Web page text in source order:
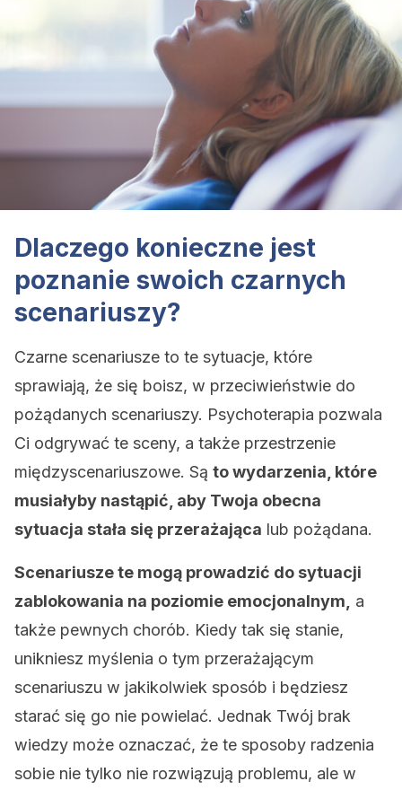
Dlaczego konieczne jest
poznanie swoich czarnych
scenariuszy?
Czarne scenariusze to te sytuacje, które
sprawiają, że się boisz, w przeciwieństwie do
pożądanych scenariuszy. Psychoterapia pozwala
Ci odgrywać te sceny, a także przestrzenie
międzyscenariuszowe. Są to wydarzenia, które
musiałyby nastąpić, aby Twoja obecna
sytuacja stała się przerażająca lub pożądana.
Scenariusze te mogą prowadzić do sytuacji
zablokowania na poziomie emocjonalnym,
a
także pewnych chorób. Kiedy tak się stanie,
unikniesz myślenia o tym przerażającym
scenariuszu w jakikolwiek sposób i będziesz
starać się go nie powielać. Jednak Twój brak
wiedzy może oznaczać, że te sposoby radzenia
sobie nie tylko nie rozwiązują problemu, ale w